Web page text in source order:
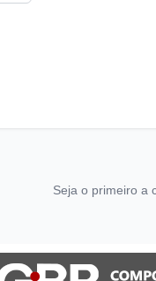
Seja o primeiro a